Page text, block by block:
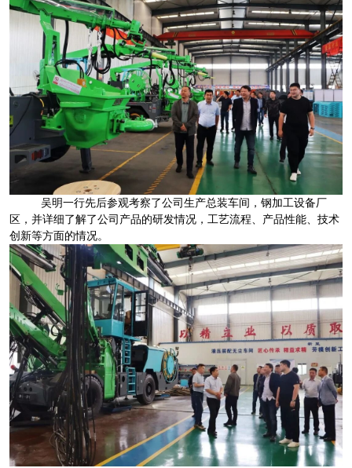
吴明一行先后参观考察了公司生产总装车间，钢加工设备厂
区，并详细了解了公司产品的研发情况，工艺流程、产品性能、技术
创新等方面的情况。